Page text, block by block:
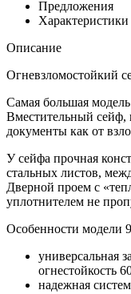
Предложения
Характеристики
Описание
Огневзломостойкий
Самая большая
Вместительный сейф,
документы как от
У сейфа прочная
стальных листов,
Дверной проем с
уплотнителем не
Особенности модели
универсальная
огнестойкость
надежная